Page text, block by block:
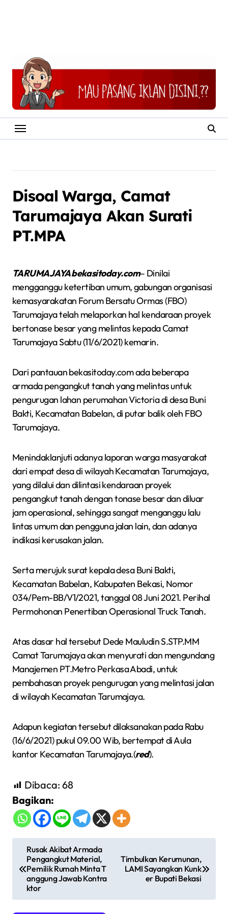
Disoal Warga, Camat
Tarumajaya Akan Surati
PT.MPA
TARUMAJAYA bekasitoday.com– Dinilai
mengganggu ketertiban umum, gabungan organisasi
kemasyarakatan Forum Bersatu Ormas (FBO)
Tarumajaya telah melaporkan hal kendaraan proyek
bertonase besar yang melintas kepada Camat
Tarumajaya Sabtu (11/6/2021) kemarin.
Dari pantauan bekasitoday.com ada beberapa
armada pengangkut tanah yang melintas untuk
pengurugan lahan perumahan Victoria di desa Buni
Bakti, Kecamatan Babelan, di putar balik oleh FBO
Tarumajaya.
Menindaklanjuti adanya laporan warga masyarakat
dari empat desa di wilayah Kecamatan Tarumajaya,
yang dilalui dan dilintasi kendaraan proyek
pengangkut tanah dengan tonase besar dan diluar
jam operasional, sehingga sangat menganggu lalu
lintas umum dan pengguna jalan lain, dan adanya
indikasi kerusakan jalan.
Serta merujuk surat kepala desa Buni Bakti,
Kecamatan Babelan, Kabupaten Bekasi, Nomor
034/Pem-BB/V1/2021, tanggal 08 Juni 2021. Perihal
Permohonan Penertiban Operasional Truck Tanah.
Atas dasar hal tersebut Dede Mauludin S.STP.MM
Camat Tarumajaya akan menyurati dan mengundang
Manajemen PT.Metro Perkasa Abadi, untuk
pembahasan proyek pengurugan yang melintasi jalan
di wilayah Kecamatan Tarumajaya.
Adapun kegiatan tersebut dilaksanakan pada Rabu
(16/6/2021) pukul 09.00 Wib, bertempat di Aula
kantor Kecamatan Tarumajaya.(red).
Dibaca: 68
Bagikan:
i
Rusak Akibat Armada
Pengangkut Material,
Pemilik Rumah Minta T
anggung Jawab Kontra
ktor
Timbulkan Kerumunan,
LAMI Sayangkan Kunk
er Bupati Bekasi